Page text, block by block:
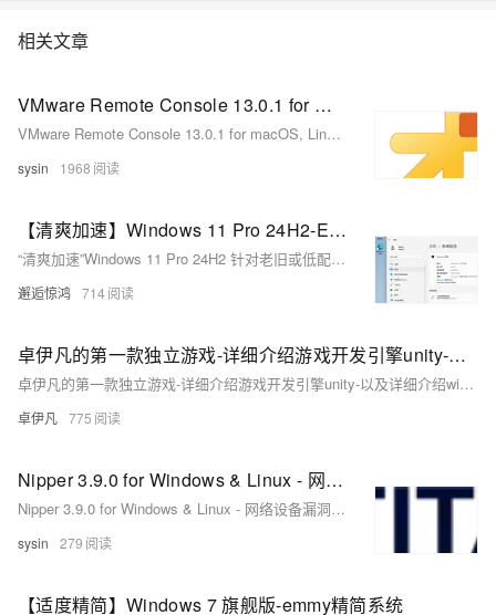
相关文章
VMware Remote Console 13.0.1 for macOS, Linux, Windows - vSphere 虚拟机控制台的桌面客户端
VMware Remote Console 13.0.1 for macOS, Linux, Windows - vSphere 虚拟机控制台的桌面客户端
sysin 1968
【清爽加速】Windows 11 Pro 24H2-Emmy精简系统
“清爽加速”Windows 11 Pro 24H2 针对老旧或低配设备，通过精简系统、优化服务与简化装机流程，降低资源占用，提升运行流畅度，兼顾安全性与稳定性，让老设备也能轻松应对日常办公与轻度娱乐需求。
邂逅惊鸿 714
卓伊凡的第一款独立游戏-详细介绍游戏开发引擎unity-以及详细介绍windows和mac的安装步骤【01】
卓伊凡的第一款独立游戏-详细介绍游戏开发引擎unity-以及详细介绍windows和mac的安装步骤【01】
卓伊凡 775
Nipper 3.9.0 for Windows & Linux - 网络设备漏洞评估
Nipper 3.9.0 for Windows & Linux - 网络设备漏洞评估
sysin 279
【适度精简】Windows 7 旗舰版-emmy精简系统